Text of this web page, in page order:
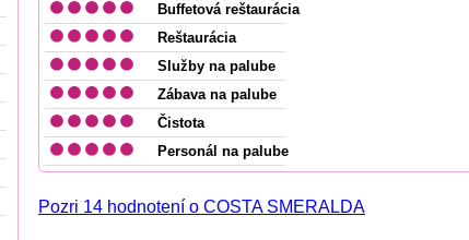
Buffetová reštaurácia
Reštaurácia
Služby na palube
Zábava na palube
Čistota
Personál na palube
Pozri 14 hodnotení o COSTA SMERALDA